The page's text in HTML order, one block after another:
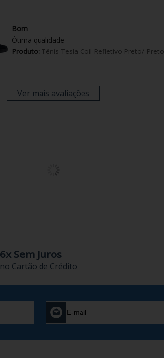
Bom
Ótima qualidade
Produto: Tênis Tesla Coil Refletivo Preto/ Preto
Ver mais avaliações
6x Sem Juros
no Cartão de Crédito